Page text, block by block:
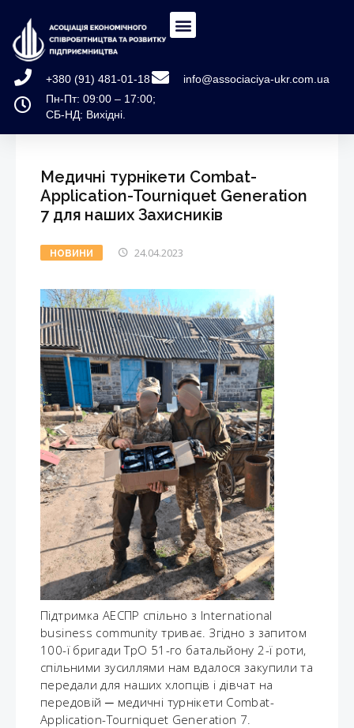
+380 (91) 481-01-18
info@associaciya-ukr.com.ua
Пн-Пт: 09:00 – 17:00;
СБ-НД: Вихідні.
Медичні турнікети Combat-
Application-Tourniquet Generation
7 для наших Захисників
НОВИНИ 24.04.2023
Підтримка АЕСПР спільно з International
business community триває. Згідно з запитом
100-ї бригади ТрО 51-го батальйону 2-ї роти,
спільними зусиллями нам вдалося закупили та
передали для наших хлопців і дівчат на
передовій ─ медичні турнікети Combat-
Application-Tourniquet Generation 7.